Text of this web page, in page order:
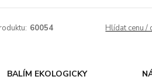
60054 Hlídat cenu /
BALÍM EKOLOGICKY